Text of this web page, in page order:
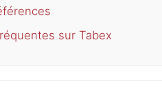
sur Tabex